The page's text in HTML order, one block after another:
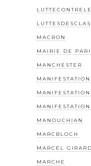
MACRON
MAIRIE DE
MANCHESTER
MANIFESTATION
MANIFESTATION
MANOUCHIAN
MARCBLOCH
MARCEL
MARCHE